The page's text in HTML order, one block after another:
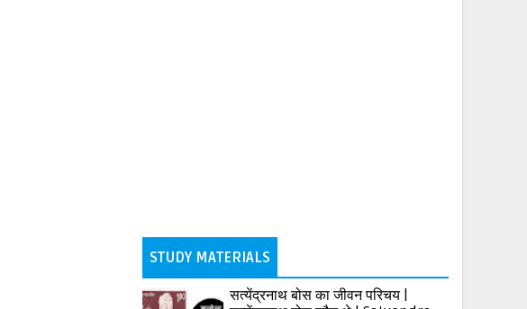
STUDY MATERIALS
सत्येंद्रनाथ बोस का जीवन परिचय |